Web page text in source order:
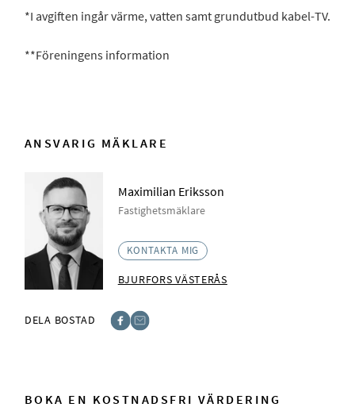
*I avgiften ingår värme, vatten samt grundutbud kabel-TV.
**Föreningens information
ANSVARIG MÄKLARE
Maximilian Eriksson
Fastighetsmäklare
KONTAKTA MIG
BJURFORS VÄSTERÅS
DELA BOSTAD
BOKA EN KOSTNADSFRI VÄRDERING